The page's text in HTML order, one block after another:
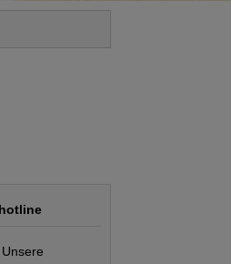
Unsere